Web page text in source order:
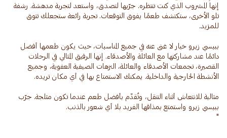
إنها المشروب الذي كنت تنتظره. جرّبها لتصدق، واستعد لتجربة مدهشة. رشفة
تلو الأخرى، ستكتشف طعمًا يفوق التوقعات. تجربة رائعة ستجعلك تتوق
بيبسي زيرو خيار لا غنى عنه في جميع المناسبات، حيث يكون طعمها أفضل
دائمًا عند مشاركتها مع العائلة والأصدقاء. إنها الرفيق المثالي في الرحلات
القصيرة، تجمعات الأصدقاء والعائلة، النزهات الصيفية العفوية، وجميع
مثالية للانتعاش أثناء التنقل، وتُقدّم بأفضل طعم عندما تكون مثلجة. جرّب
"